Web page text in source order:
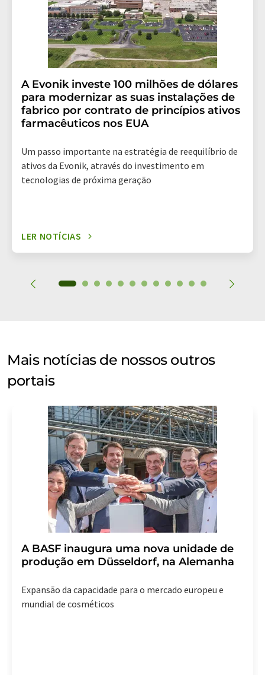
A Evonik investe 100 milhões de dólares
para modernizar as suas instalações de
fabrico por contrato de princípios ativos
farmacêuticos nos EUA
Um passo importante na estratégia de reequilíbrio de
ativos da Evonik, através do investimento em
tecnologias de próxima geração
LER NOTÍCIAS
Mais notícias de nossos outros
portais
A BASF inaugura uma nova unidade de
produção em Düsseldorf, na Alemanha
Expansão da capacidade para o mercado europeu e
mundial de cosméticos